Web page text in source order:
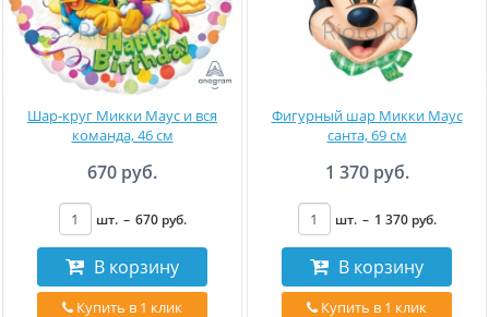
Шар-круг Микки Маус и вся
команда, 46 см
670 руб.
шт. – 670 руб.
В корзину
Купить в 1 клик
Фигурный шар Микки Маус
санта, 69 см
1 370 руб.
шт. – 1 370 руб.
В корзину
Купить в 1 клик